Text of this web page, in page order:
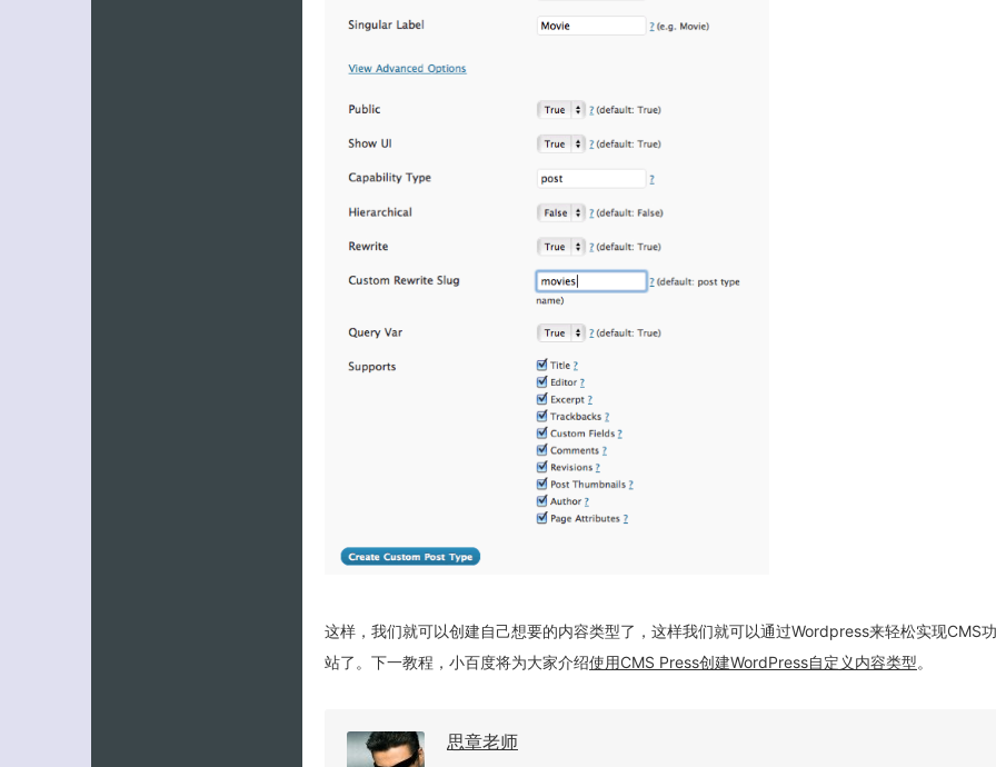
这样，我们就可以创建自己想要的内容类型了，这样我们就可以通过Wordpress来轻松实现CMS
站了。下一教程，小百度将为大家介绍使用CMS Press创建WordPress自定义内容类型。
思章老师